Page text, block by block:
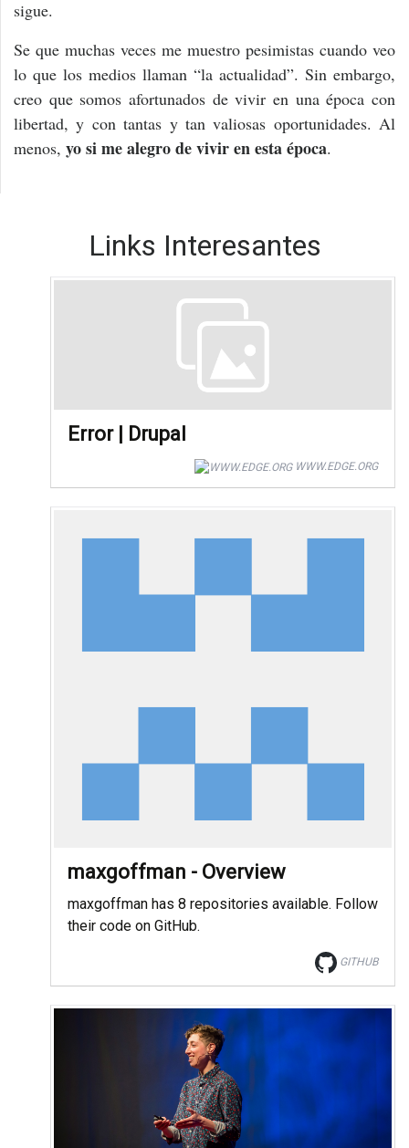
sigue.
Se que muchas veces me muestro pesimistas cuando veo
lo que los medios llaman “la actualidad”. Sin embargo,
creo que somos afortunados de vivir en una época con
libertad, y con tantas y tan valiosas oportunidades. Al
menos, yo si me alegro de vivir en esta época.
Links Interesantes
Error | Drupal
WWW.EDGE.ORG
maxgoffman - Overview
maxgoffman has 8 repositories available. Follow
their code on GitHub.
GITHUB